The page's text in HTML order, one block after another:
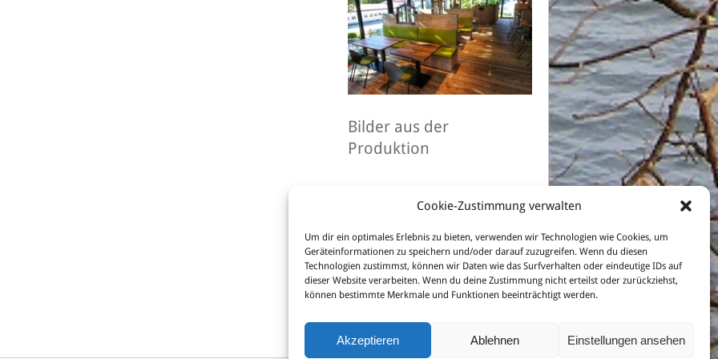
Cookie-Zustimmung verwalten
Um dir ein optimales Erlebnis zu bieten, verwenden wir Technologien wie Cookies, um
Geräteinformationen zu speichern und/oder darauf zuzugreifen. Wenn du diesen
Technologien zustimmst, können wir Daten wie das Surfverhalten oder eindeutige IDs auf
dieser Website verarbeiten. Wenn du deine Zustimmung nicht erteilst oder zurückziehst,
können bestimmte Merkmale und Funktionen beeinträchtigt werden.
Akzeptieren Ablehnen Einstellungen ansehen
Bilder aus der
Produktion
zurück zum Menü